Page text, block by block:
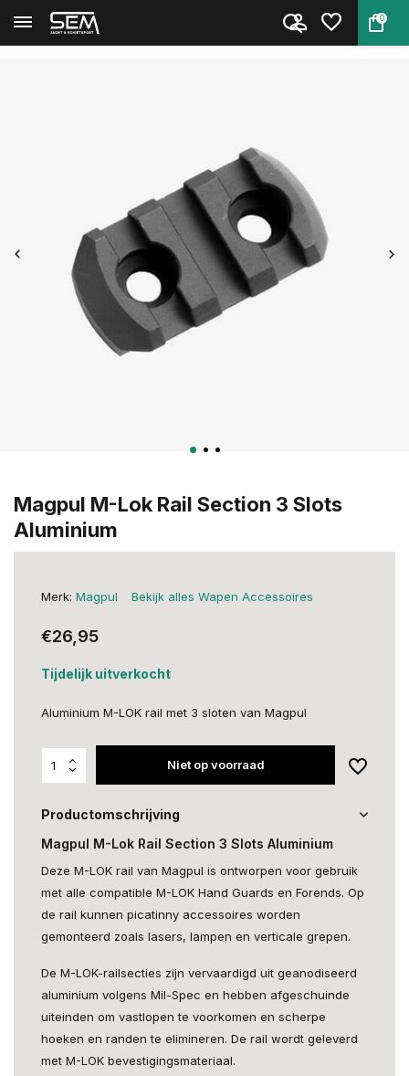
0
Terug Home Magpul M-Lok Rail Section 3 Sl...
Magpul M-Lok Rail Section 3 Slots
Aluminium
Merk: Magpul Bekijk alles Wapen Accessoires
€26,95
Tijdelijk uitverkocht
Aluminium M-LOK rail met 3 sloten van Magpul
Niet op voorraad
Productomschrijving
Magpul M-Lok Rail Section 3 Slots Aluminium
Deze M-LOK rail van Magpul is ontworpen voor gebruik
met alle compatible M-LOK Hand Guards en Forends. Op
de rail kunnen picatinny accessoires worden
gemonteerd zoals lasers, lampen en verticale grepen.
De M-LOK-railsecties zijn vervaardigd uit geanodiseerd
aluminium volgens Mil-Spec en hebben afgeschuinde
uiteinden om vastlopen te voorkomen en scherpe
hoeken en randen te elimineren. De rail wordt geleverd
met M-LOK bevestigingsmateriaal.